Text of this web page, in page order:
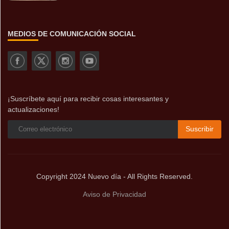
MEDIOS DE COMUNICACIÓN SOCIAL
¡Suscríbete aquí para recibir cosas interesantes y
actualizaciones!
Suscribir
Copyright 2024 Nuevo día - All Rights Reserved.
Aviso de Privacidad